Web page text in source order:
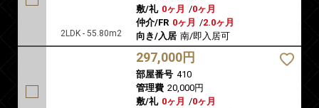
2LDK - 55.80m2
敷/礼 0ヶ月 /0ヶ月
仲介/FR 0ヶ月 /2.0ヶ月
向き/入居 南/即入居可
297,000円
部屋番号 410
管理費 20,000円
敷/礼 0ヶ月 /0ヶ月